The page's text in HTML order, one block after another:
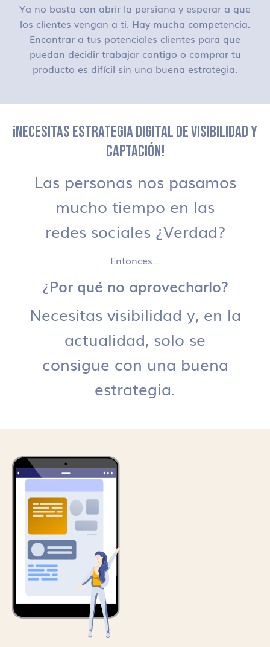
Ya no basta con abrir la persiana y esperar a que
los clientes vengan a ti. Hay mucha competencia.
Encontrar a tus potenciales clientes para que
puedan decidir trabajar contigo o comprar tu
producto es difícil sin una buena estrategia.
¡NECESITAS ESTRATEGIA DIGITAL DE VISIBILIDAD Y
CAPTACIÓN!
Las personas nos pasamos
mucho tiempo en las
redes sociales ¿Verdad?
Entonces…
¿Por qué no aprovecharlo?
Necesitas visibilidad y, en la
actualidad, solo se
consigue con una buena
estrategia.